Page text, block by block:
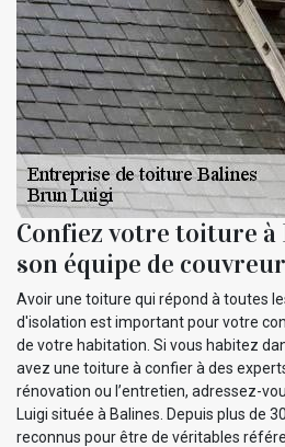
Confiez votre toiture
son équipe de
Avoir une toiture qui répond à toutes
d'isolation est important pour votre
de votre habitation. Si vous habitez
avez une toiture à confier à des
rénovation ou l’entretien, adressez-
Luigi située à Balines. Depuis plus de
reconnus pour être de véritables